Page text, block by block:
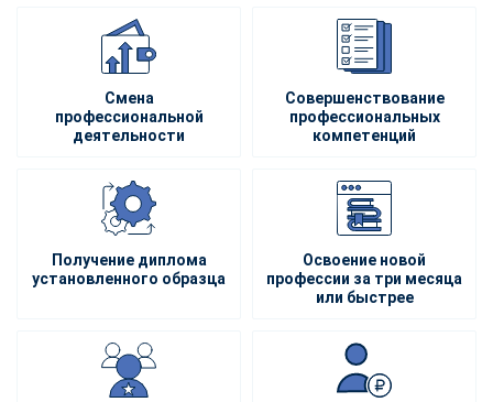
Смена
профессиональной
деятельности
Совершенствование
профессиональных
компетенций
Получение диплома
установленного образца
Освоение новой
профессии за три месяца
или быстрее